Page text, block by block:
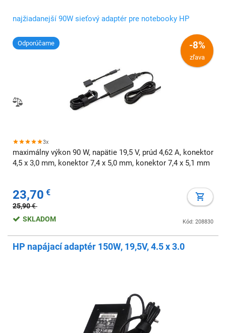
najžiadanejší 90W sieťový adaptér pre notebooky HP
Odporúčame -8%
zľava
3x
maximálny výkon 90 W, napätie 19,5 V, prúd 4,62 A, konektor
4,5 x 3,0 mm, konektor 7,4 x 5,0 mm, konektor 7,4 x 5,1 mm
23,70 €
25,90€
Kód: 208830
SKLADOM
HP napájací adaptér 150W, 19,5V, 4.5 x 3.0